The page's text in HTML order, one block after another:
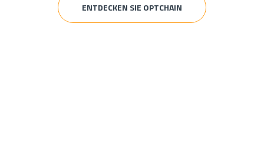
ENTDECKEN SIE OPTCHAIN